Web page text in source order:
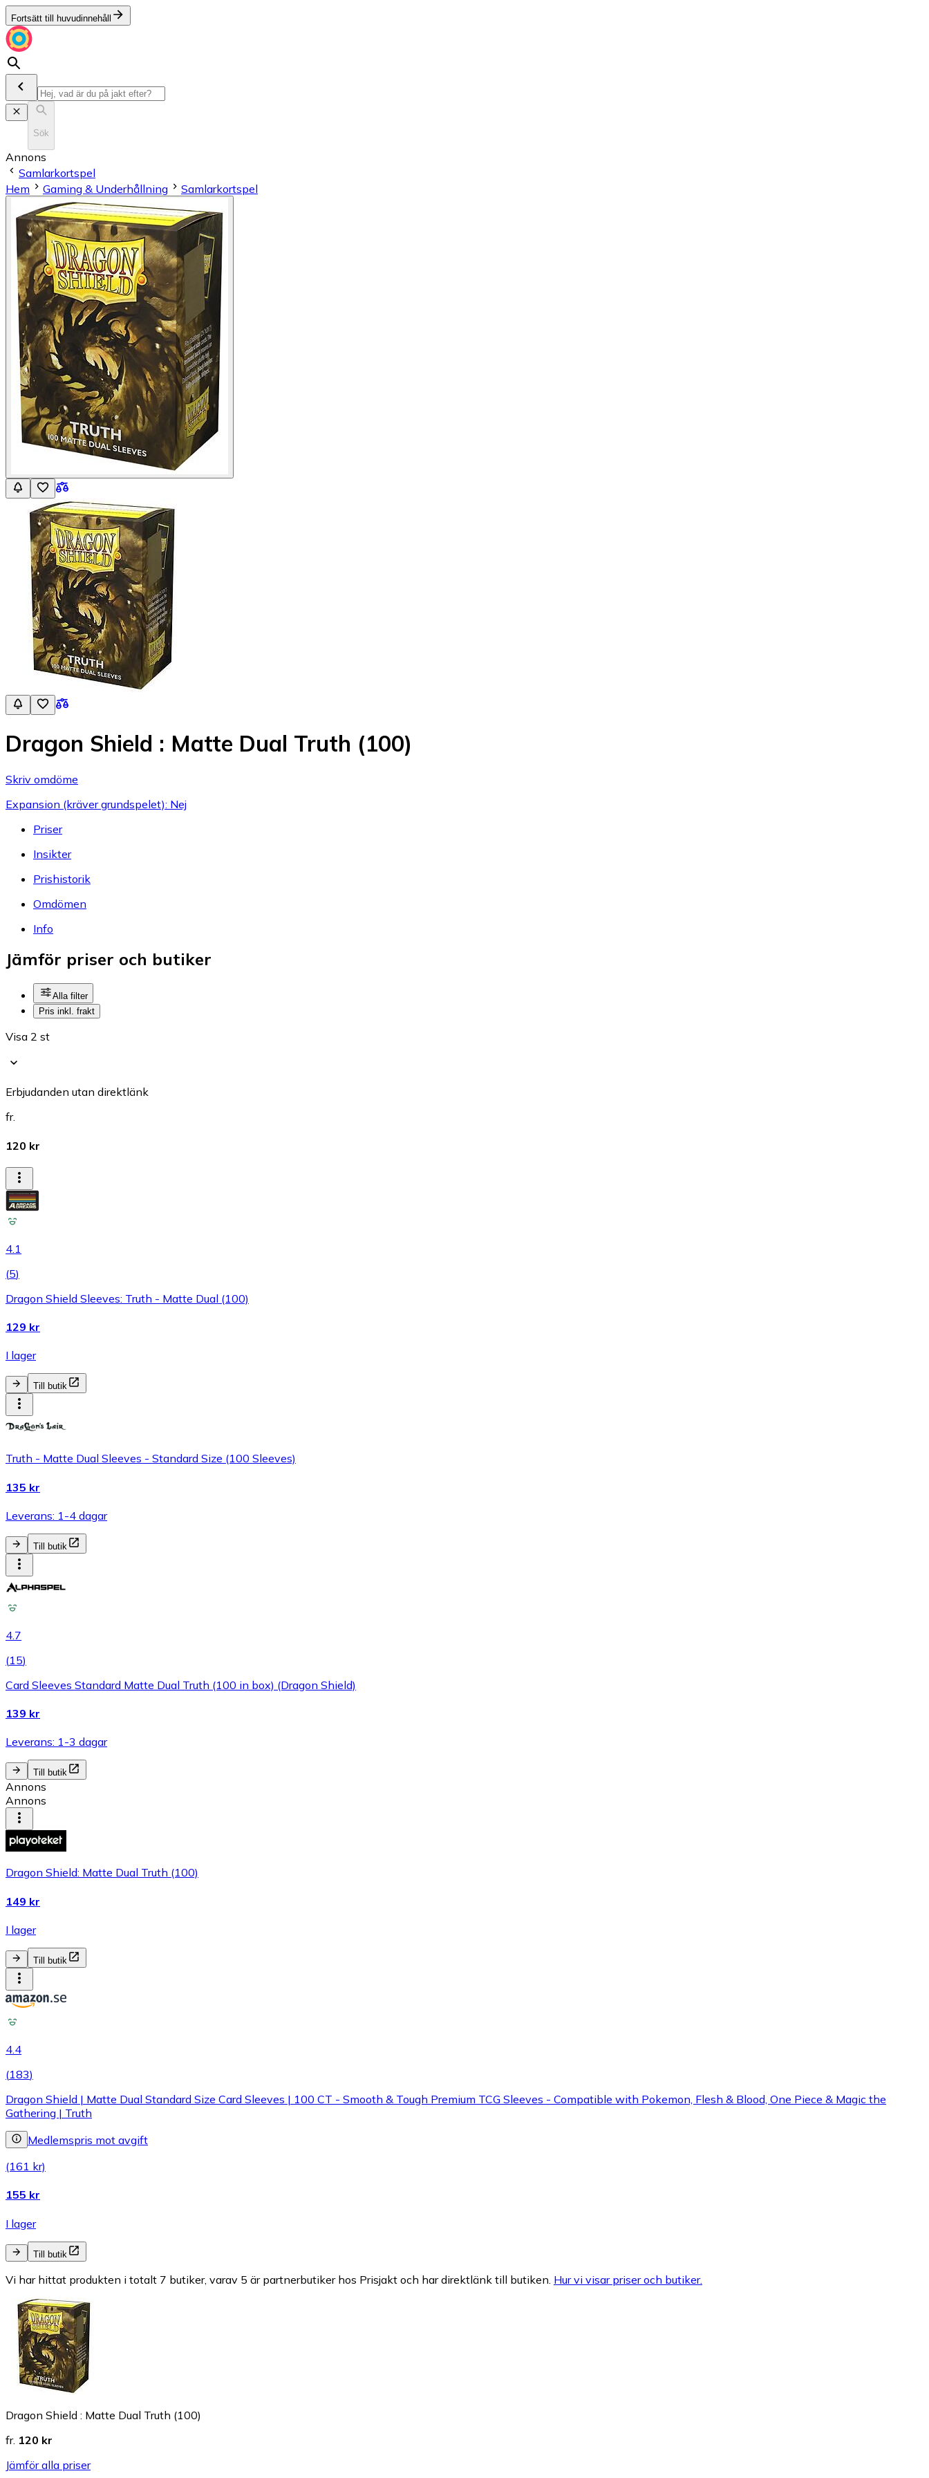
Fortsätt till huvudinnehåll
Sök
Annons
Samlarkortspel
Hem
Gaming & Underhållning Samlarkortspel
Dragon Shield : Matte Dual Truth (100)
Skriv omdöme
Expansion (kräver grundspelet): Nej
Priser
Insikter
Prishistorik
Omdömen
Info
Jämför priser och butiker
Alla filter
Pris inkl. frakt
Visa 2 st
Erbjudanden utan direktlänk
fr.
120 kr
4.1
(5)
Dragon Shield Sleeves: Truth - Matte Dual (100)
129 kr
I lager
Till butik
Truth - Matte Dual Sleeves - Standard Size (100 Sleeves)
135 kr
Leverans: 1-4 dagar
Till butik
4.7
(15)
Card Sleeves Standard Matte Dual Truth (100 in box) (Dragon Shield)
139 kr
Leverans: 1-3 dagar
Till butik
Annons
Annons
Dragon Shield: Matte Dual Truth (100)
149 kr
I lager
Till butik
4.4
(183)
Dragon Shield | Matte Dual Standard Size Card Sleeves | 100 CT - Smooth & Tough Premium TCG Sleeves - Compatible with Pokemon, Flesh & Blood, One Piece & Magic the
Gathering | Truth
Medlemspris mot avgift
(161 kr)
155 kr
I lager
Till butik
Vi har hittat produkten i totalt 7 butiker, varav 5 är partnerbutiker hos Prisjakt och har direktlänk till butiken. Hur vi visar priser och butiker.
Dragon Shield : Matte Dual Truth (100)
fr. 120 kr
Jämför alla priser